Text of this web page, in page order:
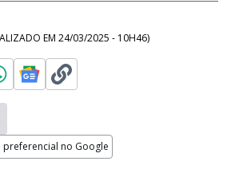
EM 24/03/2025 - 10H46)
no Google